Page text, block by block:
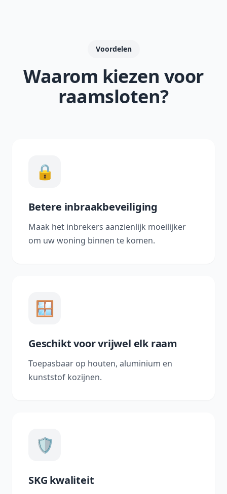
Voordelen
Waarom kiezen voor
raamsloten?
🔒
Betere inbraakbeveiliging
Maak het inbrekers aanzienlijk moeilijker
om uw woning binnen te komen.
🪟
Geschikt voor vrijwel elk raam
Toepasbaar op houten, aluminium en
kunststof kozijnen.
🛡️
SKG kwaliteit